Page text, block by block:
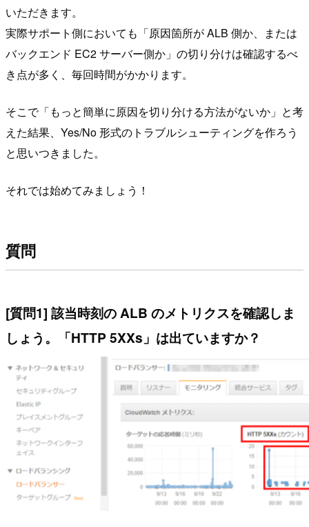
いただきます。
実際サポート側においても「原因箇所が ALB 側か、または
バックエンド EC2 サーバー側か」の切り分けは確認するべ
き点が多く、毎回時間がかかります。
そこで「もっと簡単に原因を切り分ける方法がないか」と考
えた結果、Yes/No 形式のトラブルシューティングを作ろう
と思いつきました。
それでは始めてみましょう！
質問
[質問1] 該当時刻の ALB のメトリクスを確認しま
しょう。「HTTP 5XXs」は出ていますか？